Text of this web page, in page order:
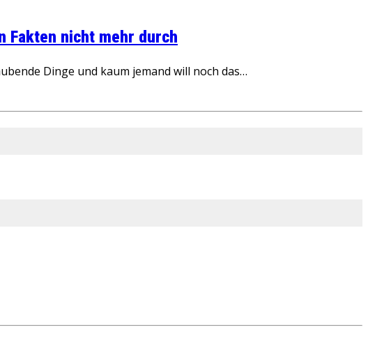
Fakten nicht mehr durch
Dinge und kaum jemand will noch das…